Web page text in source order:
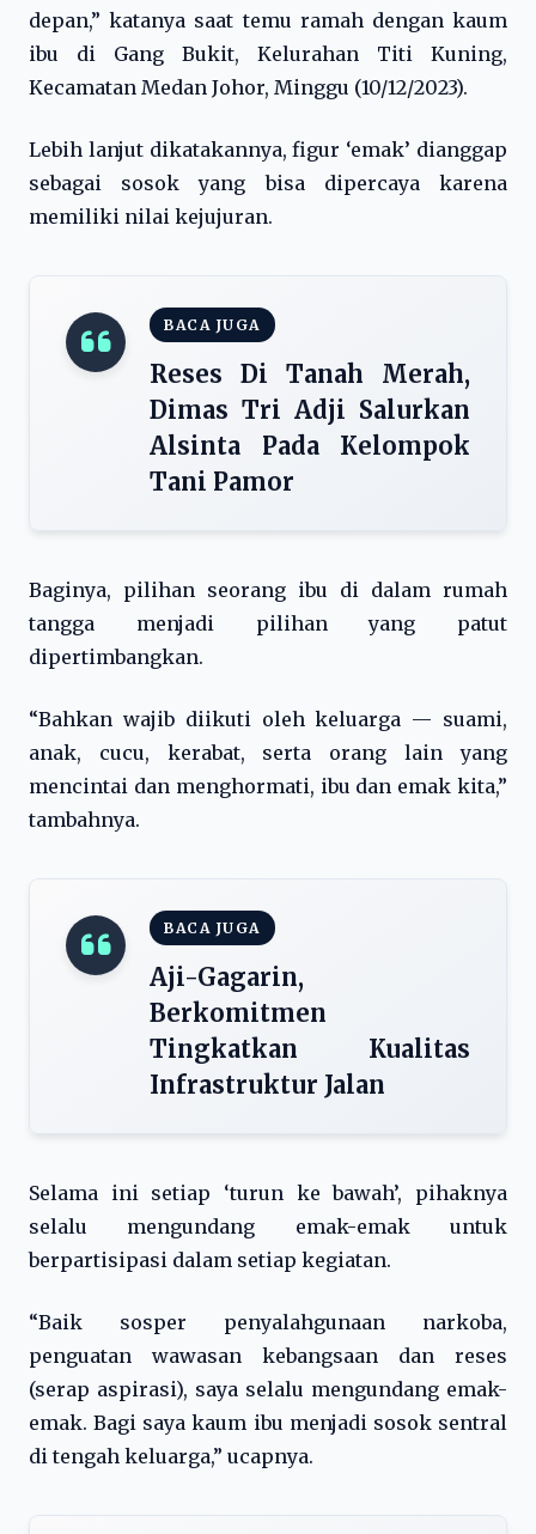
depan,” katanya saat temu ramah dengan kaum
ibu di Gang Bukit, Kelurahan Titi Kuning,
Kecamatan Medan Johor, Minggu (10/12/2023).
Lebih lanjut dikatakannya, figur ‘emak’ dianggap
sebagai sosok yang bisa dipercaya karena
memiliki nilai kejujuran.
BACA JUGA
Reses Di Tanah Merah,
Dimas Tri Adji Salurkan
Alsinta Pada Kelompok
Tani Pamor
Baginya, pilihan seorang ibu di dalam rumah
tangga menjadi pilihan yang patut
dipertimbangkan.
“Bahkan wajib diikuti oleh keluarga — suami,
anak, cucu, kerabat, serta orang lain yang
mencintai dan menghormati, ibu dan emak kita,”
tambahnya.
BACA JUGA
Aji-Gagarin,
Berkomitmen
Tingkatkan Kualitas
Infrastruktur Jalan
Selama ini setiap ‘turun ke bawah’, pihaknya
selalu mengundang emak-emak untuk
berpartisipasi dalam setiap kegiatan.
“Baik sosper penyalahgunaan narkoba,
penguatan wawasan kebangsaan dan reses
(serap aspirasi), saya selalu mengundang emak-
emak. Bagi saya kaum ibu menjadi sosok sentral
di tengah keluarga,” ucapnya.